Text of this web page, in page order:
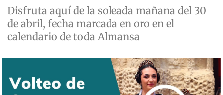
Disfruta aquí de la soleada mañana del 30
de abril, fecha marcada en oro en el
calendario de toda Almansa